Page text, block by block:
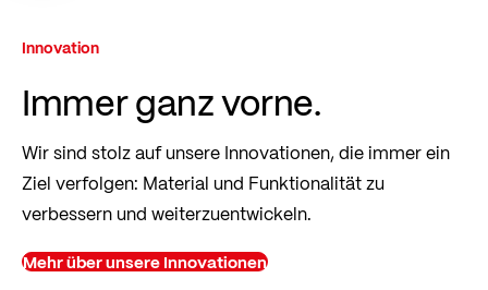
Innovation
Immer ganz vorne.
Wir sind stolz auf unsere Innovationen, die immer ein
Ziel verfolgen: Material und Funktionalität zu
verbessern und weiterzuentwickeln.
Mehr über unsere Innovationen